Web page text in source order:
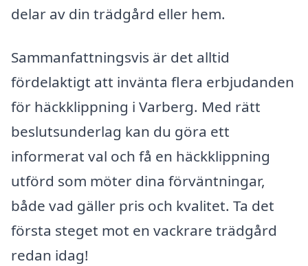
delar av din trädgård eller hem.
Sammanfattningsvis är det alltid
fördelaktigt att invänta flera erbjudanden
för häckklippning i Varberg. Med rätt
beslutsunderlag kan du göra ett
informerat val och få en häckklippning
utförd som möter dina förväntningar,
både vad gäller pris och kvalitet. Ta det
första steget mot en vackrare trädgård
redan idag!